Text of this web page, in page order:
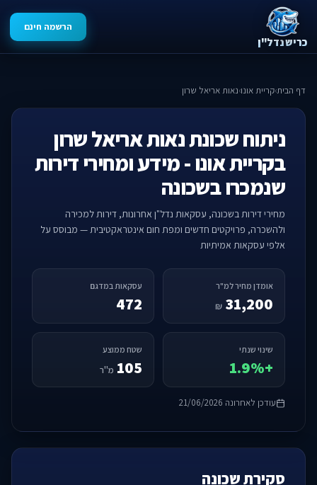
כריש נדל"ן
הרשמה חינם
דף הבית›קריית אונו›נאות אריאל שרון
ניתוח שכונת נאות אריאל שרון
בקריית אונו - מידע ומחירי דירות
שנמכרו בשכונה
מחירי דירות בשכונה, עסקאות נדל"ן אחרונות, דירות למכירה
ולהשכרה, פרויקטים חדשים ומפת חום אינטראקטיבית — מבוסס על
אלפי עסקאות אמיתיות
אומדן מחיר למ"ר
31,200
₪
עסקאות במדגם
472
שינוי שנתי
+1.9%
שטח ממוצע
105 מ"ר
עודכן לאחרונה 21/06/2026
סקירת שכונה